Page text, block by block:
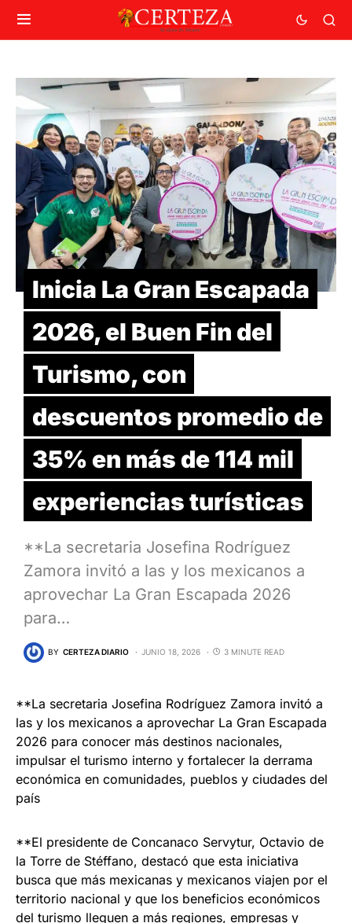
Inicia La Gran Escapada
2026, el Buen Fin del
Turismo, con
descuentos promedio de
35% en más de 114 mil
experiencias turísticas
**La secretaria Josefina Rodríguez
Zamora invitó a las y los mexicanos a
aprovechar La Gran Escapada 2026
para…
BY CERTEZA DIARIO JUNIO 18, 2026 3 MINUTE READ
**La secretaria Josefina Rodríguez Zamora invitó a
las y los mexicanos a aprovechar La Gran Escapada
2026 para conocer más destinos nacionales,
impulsar el turismo interno y fortalecer la derrama
económica en comunidades, pueblos y ciudades del
país
**El presidente de Concanaco Servytur, Octavio de
la Torre de Stéffano, destacó que esta iniciativa
busca que más mexicanas y mexicanos viajen por el
territorio nacional y que los beneficios económicos
del turismo lleguen a más regiones, empresas y